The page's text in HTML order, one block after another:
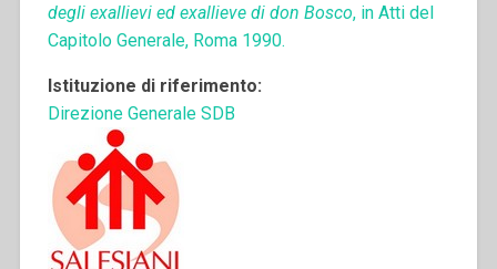
degli exallievi ed exallieve di don Bosco, in Atti del
Capitolo Generale, Roma 1990.
Istituzione di riferimento:
Direzione Generale SDB